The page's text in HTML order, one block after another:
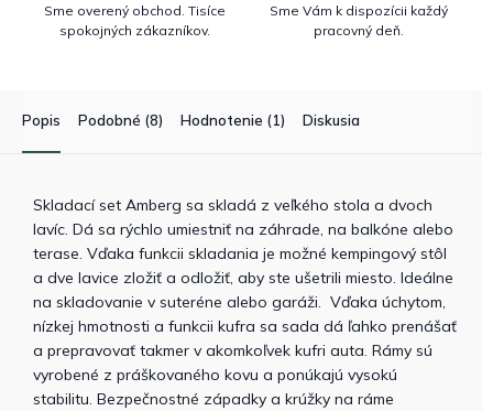
Sme overený obchod. Tisíce
spokojných zákazníkov.
Sme Vám k dispozícii každý
pracovný deň.
Popis Podobné (8) Hodnotenie (1) Diskusia
Skladací set Amberg sa skladá z veľkého stola a dvoch
lavíc. Dá sa rýchlo umiestniť na záhrade, na balkóne alebo
terase. Vďaka funkcii skladania je možné kempingový stôl
a dve lavice zložiť a odložiť, aby ste ušetrili miesto. Ideálne
na skladovanie v suteréne alebo garáži. Vďaka úchytom,
nízkej hmotnosti a funkcii kufra sa sada dá ľahko prenášať
a prepravovať takmer v akomkoľvek kufri auta. Rámy sú
vyrobené z práškovaného kovu a ponúkajú vysokú
stabilitu. Bezpečnostné západky a krúžky na ráme